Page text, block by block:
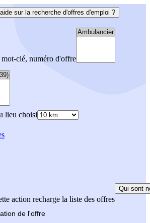
sur la recherche d'offres d'emploi ?
clé, numéro d'offre
lieu choisi
action recharge la liste des offres
Qui sont
de l'offre